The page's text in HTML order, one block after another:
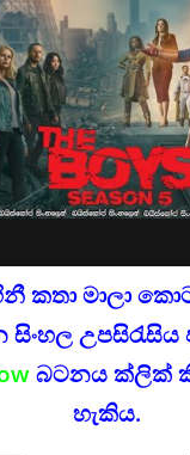
කතා මාලා
සිංහල
බටනය ක්ලික්
හැකිය.